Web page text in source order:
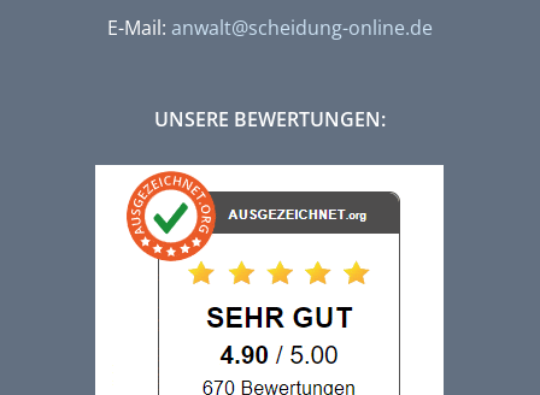
E-Mail: anwalt@scheidung-online.de
UNSERE BEWERTUNGEN: